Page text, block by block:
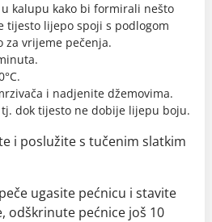
kalupu kako bi formirali nešto
tijesto lijepo spoji s podlogom
za vrijeme pečenja.
i nadjenite džemovima.
dok tijesto ne dobije lijepu boju.
i poslužite s tučenim slatkim
ugasite pećnicu i stavite
odškrinute pećnice još 10